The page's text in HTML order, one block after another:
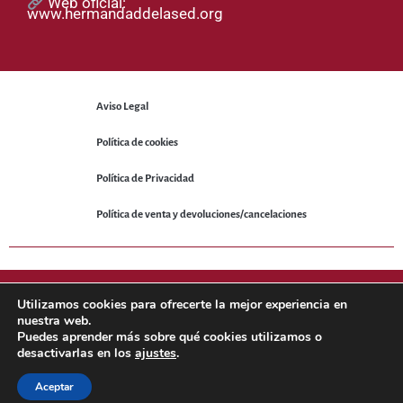
www.hermandaddelased.org
Aviso Legal
Política de cookies
Política de Privacidad
Política de venta y devoluciones/cancelaciones
Sitio web desarrollado porNetNerman– Gestión Integral de
Utilizamos cookies para ofrecerte la mejor experiencia en
nuestra web.
Puedes aprender más sobre qué cookies utilizamos o
desactivarlas en los ajustes.
Aceptar